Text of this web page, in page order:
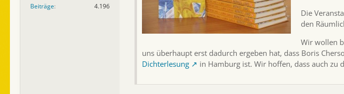
Beiträge
4.196
Die
den
Wir wollen
uns überhaupt erst dadurch ergeben hat, dass Boris
Dichterlesung
in Hamburg ist. Wir hoffen, dass auch zu